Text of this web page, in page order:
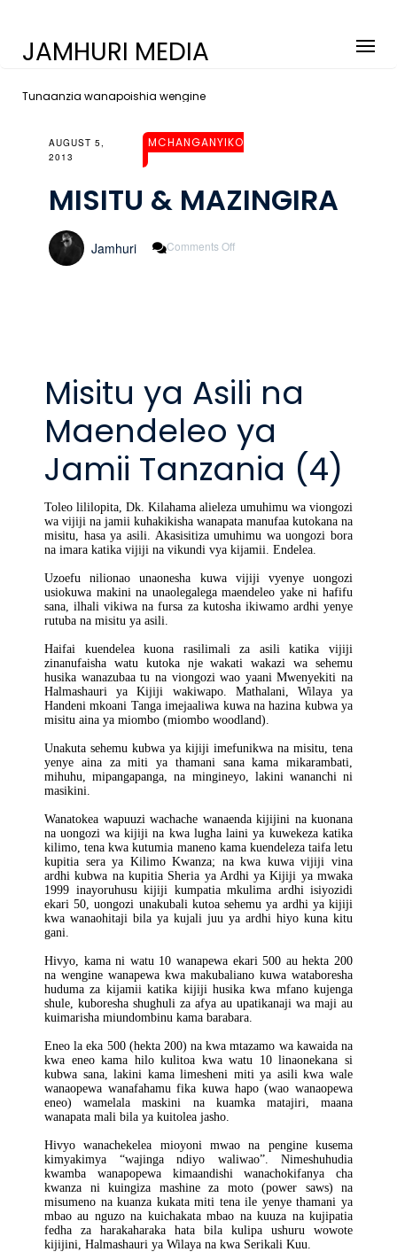
JAMHURI MEDIA
Tunaanzia wanapoishia wengine
AUGUST 5,
2013
MCHANGANYIKO
MISITU & MAZINGIRA
Jamhuri Comments Off
Misitu ya Asili na
Maendeleo ya
Jamii Tanzania (4)
Toleo lililopita, Dk. Kilahama alieleza umuhimu wa viongozi
wa vijiji na jamii kuhakikisha wanapata manufaa kutokana na
misitu, hasa ya asili. Akasisitiza umuhimu wa uongozi bora
na imara katika vijiji na vikundi vya kijamii. Endelea.
Uzoefu nilionao unaonesha kuwa vijiji vyenye uongozi
usiokuwa makini na unaolegalega maendeleo yake ni hafifu
sana, ilhali vikiwa na fursa za kutosha ikiwamo ardhi yenye
rutuba na misitu ya asili.
Haifai kuendelea kuona rasilimali za asili katika vijiji
zinanufaisha watu kutoka nje wakati wakazi wa sehemu
husika wanazubaa tu na viongozi wao yaani Mwenyekiti na
Halmashauri ya Kijiji wakiwapo. Mathalani, Wilaya ya
Handeni mkoani Tanga imejaaliwa kuwa na hazina kubwa ya
misitu aina ya miombo (miombo woodland).
Unakuta sehemu kubwa ya kijiji imefunikwa na misitu, tena
yenye aina za miti ya thamani sana kama mikarambati,
mihuhu, mipangapanga, na mingineyo, lakini wananchi ni
masikini.
Wanatokea wapuuzi wachache wanaenda kijijini na kuonana
na uongozi wa kijiji na kwa lugha laini ya kuwekeza katika
kilimo, tena kwa kutumia maneno kama kuendeleza taifa letu
kupitia sera ya Kilimo Kwanza; na kwa kuwa vijiji vina
ardhi kubwa na kupitia Sheria ya Ardhi ya Kijiji ya mwaka
1999 inayoruhusu kijiji kumpatia mkulima ardhi isiyozidi
ekari 50, uongozi unakubali kutoa sehemu ya ardhi ya kijiji
kwa wanaohitaji bila ya kujali juu ya ardhi hiyo kuna kitu
gani.
Hivyo, kama ni watu 10 wanapewa ekari 500 au hekta 200
na wengine wanapewa kwa makubaliano kuwa wataboresha
huduma za kijamii katika kijiji husika kwa mfano kujenga
shule, kuboresha shughuli za afya au upatikanaji wa maji au
kuimarisha miundombinu kama barabara.
Eneo la eka 500 (hekta 200) na kwa mtazamo wa kawaida na
kwa eneo kama hilo kulitoa kwa watu 10 linaonekana si
kubwa sana, lakini kama limesheni miti ya asili kwa wale
wanaopewa wanafahamu fika kuwa hapo (wao wanaopewa
eneo) wamelala maskini na kuamka matajiri, maana
wanapata mali bila ya kuitolea jasho.
Hivyo wanachekelea mioyoni mwao na pengine kusema
kimyakimya “wajinga ndiyo waliwao”. Nimeshuhudia
kwamba wanapopewa kimaandishi wanachokifanya cha
kwanza ni kuingiza mashine za moto (power saws) na
misumeno na kuanza kukata miti tena ile yenye thamani ya
mbao au nguzo na kuichakata mbao na kuuza na kujipatia
fedha za harakaharaka hata bila kulipa ushuru wowote
kijijini, Halmashauri ya Wilaya na kwa Serikali Kuu.